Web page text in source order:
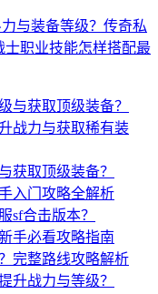
与装备等级？ 传奇私
职业技能怎样搭配最
与获取顶级装备？
战力与获取稀有装
获取顶级装备？
入门攻略全解析
sf合击版本？
手必看攻略指南
完整路线攻略解析
升战力与等级？